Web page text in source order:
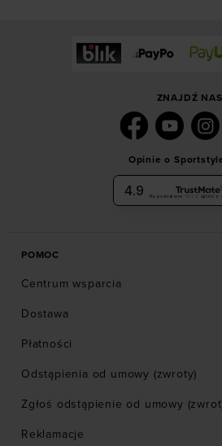
ZNAJDŹ NAS
Opinie o
4.9 Na podstawie 6036 opinii z
POMOC
Centrum wsparcia
Dostawa
Płatności
Odstąpienia od umowy (zwroty)
Zgłoś odstąpienie od umowy
Reklamacje